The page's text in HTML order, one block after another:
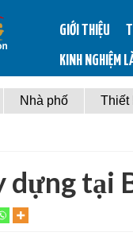
GIỚI THIỆU
KINH NGHIỆM
Nhà phố Thiết
dựng tại